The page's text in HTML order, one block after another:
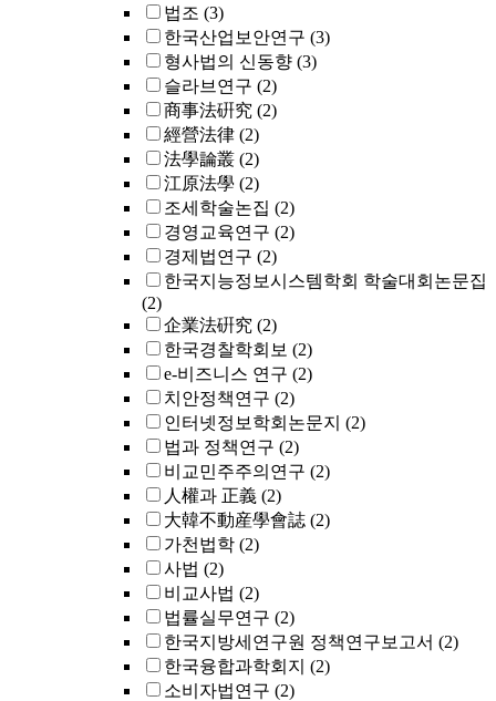
법조 (3)
한국산업보안연구 (3)
형사법의 신동향 (3)
슬라브연구 (2)
商事法硏究 (2)
經營法律 (2)
法學論叢 (2)
江原法學 (2)
조세학술논집 (2)
경영교육연구 (2)
경제법연구 (2)
한국지능정보시스템학회 학술대회논문집
(2)
企業法硏究 (2)
한국경찰학회보 (2)
e-비즈니스 연구 (2)
치안정책연구 (2)
인터넷정보학회논문지 (2)
법과 정책연구 (2)
비교민주주의연구 (2)
人權과 正義 (2)
大韓不動産學會誌 (2)
가천법학 (2)
사법 (2)
비교사법 (2)
법률실무연구 (2)
한국지방세연구원 정책연구보고서 (2)
한국융합과학회지 (2)
소비자법연구 (2)